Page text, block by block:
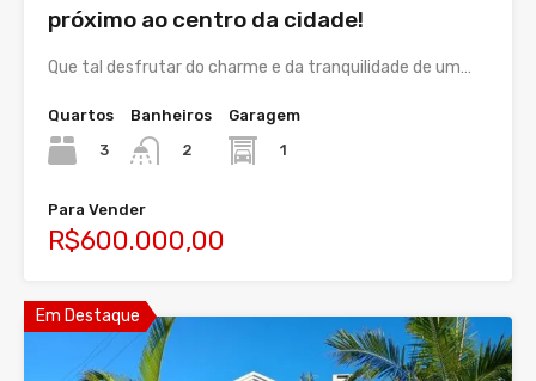
próximo ao centro da cidade!
Que tal desfrutar do charme e da tranquilidade de um…
Quartos
3
Banheiros
2
Garagem
1
Para Vender
R$600.000,00
Em Destaque